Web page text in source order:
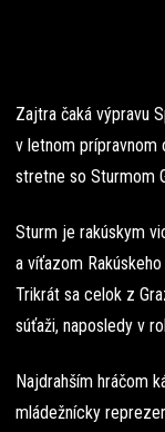
Zajtra čaká výpravu
v letnom prípravnom
stretne so Sturmom
Sturm je rakúskym
a víťazom
Trikrát sa celok z
súťaži, naposledy v
Najdrahším hráčom
mládežnícky